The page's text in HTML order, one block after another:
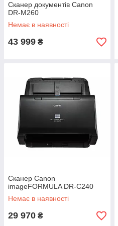
Сканер документів Canon
DR-M260
Немає в наявності
43 999 ₴
Сканер Canon
imageFORMULA DR-C240
Немає в наявності
29 970 ₴